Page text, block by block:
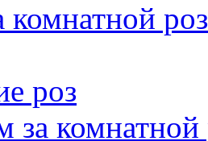
комнатной
роз
за комнатной